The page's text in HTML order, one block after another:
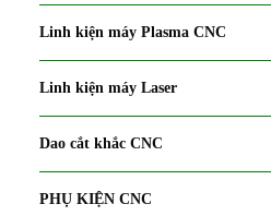
Linh kiện máy Plasma CNC
Linh kiện máy Laser
Dao cắt khắc CNC
PHỤ KIỆN CNC